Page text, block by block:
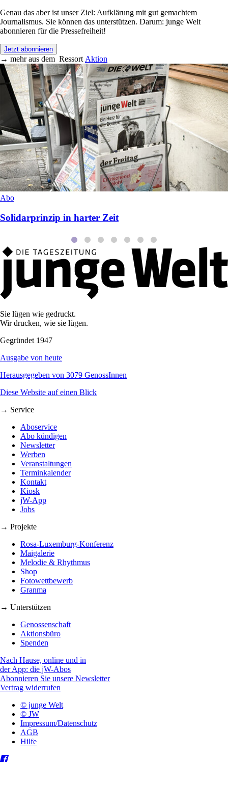
Genau das aber ist unser Ziel: Aufklärung mit gut gemachtem
Journalismus. Sie können das unterstützen. Darum: junge Welt
abonnieren für die Pressefreiheit!
Jetzt abonnieren
→ mehr aus dem Ressort Aktion
Abo
Solidarprinzip in harter Zeit
Sie lügen wie gedruckt.
Wir drucken, wie sie lügen.
Gegründet 1947
Ausgabe von heute
Herausgegeben von 3079 GenossInnen
Diese Website auf einen Blick
→ Service
Aboservice
Abo kündigen
Newsletter
Werben
Veranstaltungen
Terminkalender
Kontakt
Kiosk
jW-App
Jobs
→ Projekte
Rosa-Luxemburg-Konferenz
Maigalerie
Melodie & Rhythmus
Shop
Fotowettbewerb
Granma
→ Unterstützen
Genossenschaft
Aktionsbüro
Spenden
Nach Hause, online und in
der App: die jW-Abos
Abonnieren Sie unsere Newsletter
Vertrag widerrufen
© junge Welt
© JW
Impressum/Datenschutz
AGB
Hilfe